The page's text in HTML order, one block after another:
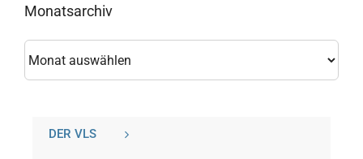
Monatsarchiv
DER VLS